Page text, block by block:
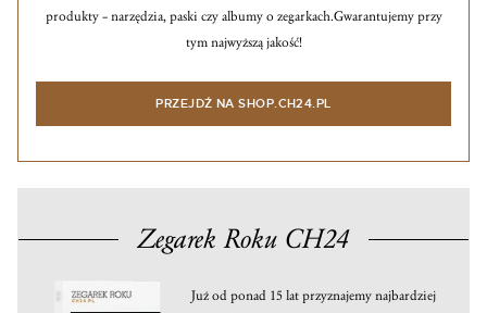
produkty – narzędzia, paski czy albumy o zegarkach.Gwarantujemy przy
tym najwyższą jakość!
PRZEJDŹ NA SHOP.CH24.PL
Zegarek Roku CH24
Już od ponad 15 lat przyznajemy najbardziej